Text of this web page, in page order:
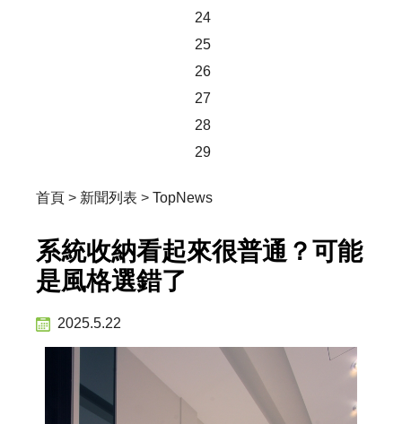
24
25
26
27
28
29
首頁 > 新聞列表 > TopNews
系統收納看起來很普通？可能
是風格選錯了
2025.5.22